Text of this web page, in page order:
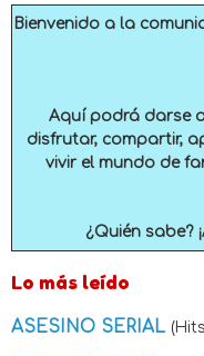
Bienvenido a la
Aquí podrá darse
disfrutar, compartir,
vivir el mundo de
¿Quién sabe?
Lo más leído
ASESINO SERIAL